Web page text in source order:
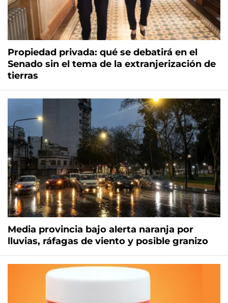
Propiedad privada: qué se debatirá en el
Senado sin el tema de la extranjerización de
tierras
Media provincia bajo alerta naranja por
lluvias, ráfagas de viento y posible granizo